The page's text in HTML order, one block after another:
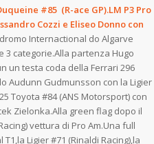
#85 (R-ace GP).LM P3 Pro
Cozzi e Eliseo Donno con
Internactional do Algarve
3 categorie.Alla partenza Hugo
un testa coda della Ferrari 296
Audunn Gudmunsson con la Ligier
Toyota #84 (ANS Motorsport) con
Zielonka.Alla green flag dopo il
vettura di Pro Am.Una full
Ligier #71 (Rinaldi Racing),la